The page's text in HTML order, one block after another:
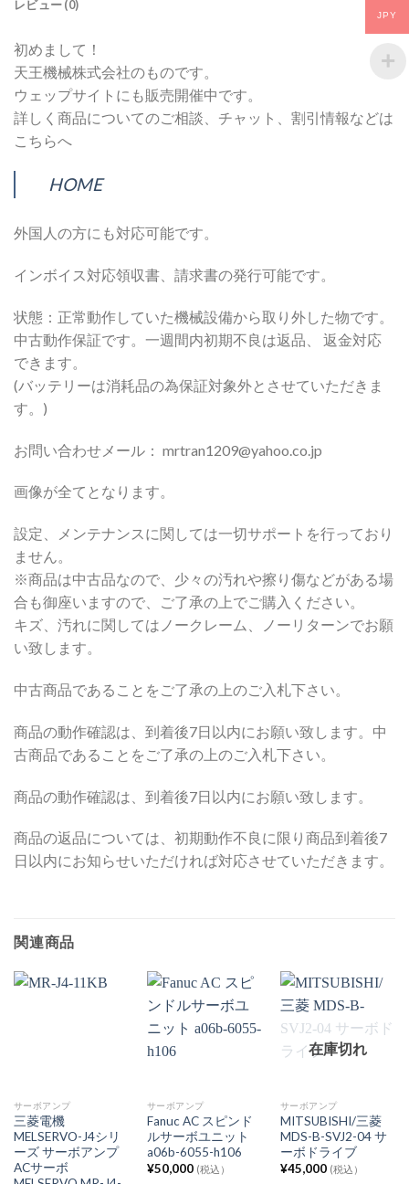
レビュー (0)
初めまして！
天王機械株式会社のものです。
ウェップサイトにも販売開催中です。
詳しく商品についてのご相談、チャット、割引情報などは
こちらへ
HOME
外国人の方にも対応可能です。
インボイス対応領収書、請求書の発行可能です。
状態：正常動作していた機械設備から取り外した物です。
中古動作保証です。一週間内初期不良は返品、 返金対応
できます。
(バッテリーは消耗品の為保証対象外とさせていただきま
す。)
お問い合わせメール： mrtran1209@yahoo.co.jp
画像が全てとなります。
設定、メンテナンスに関しては一切サポートを行っており
ません。
※商品は中古品なので、少々の汚れや擦り傷などがある場
合も御座いますので、ご了承の上でご購入ください。
キズ、汚れに関してはノークレーム、ノーリターンでお願
い致します。
中古商品であることをご了承の上のご入札下さい。
商品の動作確認は、到着後7日以内にお願い致します。中
古商品であることをご了承の上のご入札下さい。
商品の動作確認は、到着後7日以内にお願い致します。
商品の返品については、初期動作不良に限り商品到着後7
日以内にお知らせいただければ対応させていただきます。
関連商品
サーボアンプ
三菱電機
MELSERVO-J4シリ
ーズ サーボアンプ
ACサーボ
サーボアンプ
Fanuc AC スピンド
ルサーボユニット
a06b-6055-h106
¥50,000 (税込）
在庫切れ
サーボアンプ
MITSUBISHI/三菱
MDS-B-SVJ2-04 サ
ーボドライブ
¥45,000 (税込）
JPY